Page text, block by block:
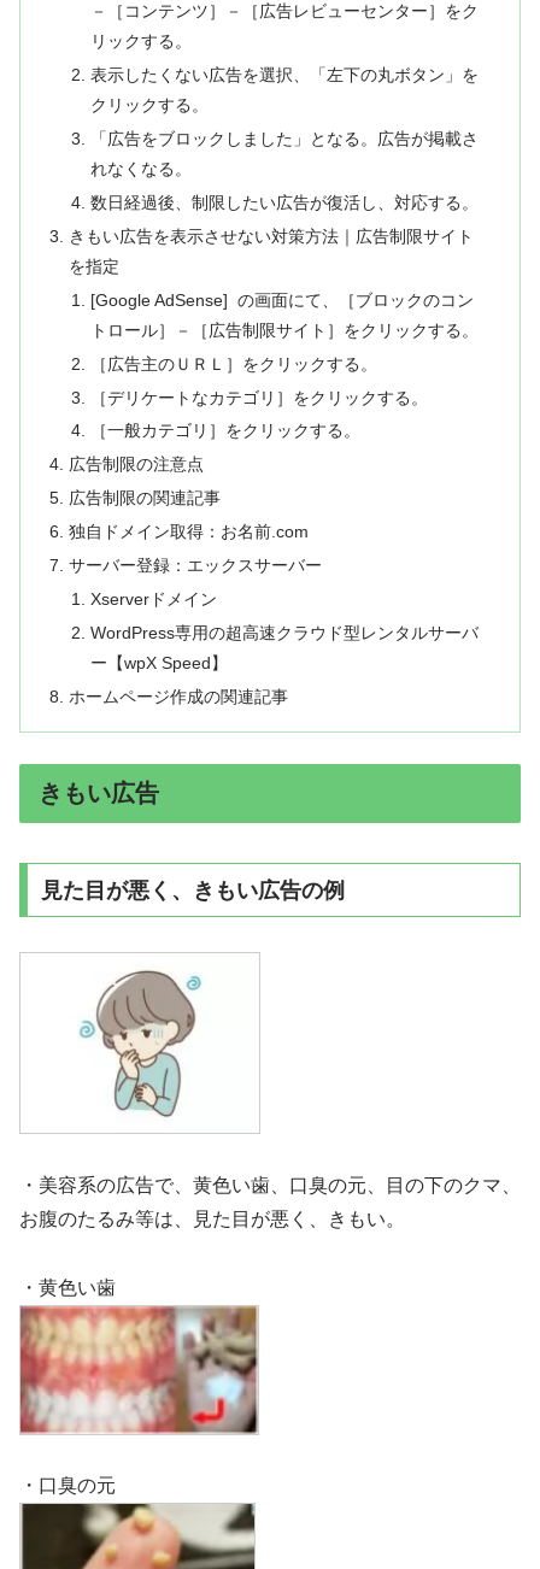
－［コンテンツ］－［広告レビューセンター］をク
リックする。
表示したくない広告を選択、「左下の丸ボタン」を
クリックする。
「広告をブロックしました」となる。広告が掲載さ
れなくなる。
数日経過後、制限したい広告が復活し、対応する。
きもい広告を表示させない対策方法｜広告制限サイト
を指定
[Google AdSense] の画面にて、［ブロックのコン
トロール］－［広告制限サイト］をクリックする。
［広告主のＵＲＬ］をクリックする。
［デリケートなカテゴリ］をクリックする。
［一般カテゴリ］をクリックする。
広告制限の注意点
広告制限の関連記事
独自ドメイン取得：お名前.com
サーバー登録：エックスサーバー
Xserverドメイン
WordPress専用の超高速クラウド型レンタルサーバ
ー【wpX Speed】
ホームページ作成の関連記事
きもい広告
見た目が悪く、きもい広告の例
・美容系の広告で、黄色い歯、口臭の元、目の下のクマ、
お腹のたるみ等は、見た目が悪く、きもい。
・黄色い歯
・口臭の元